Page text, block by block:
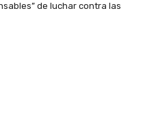
de luchar contra las